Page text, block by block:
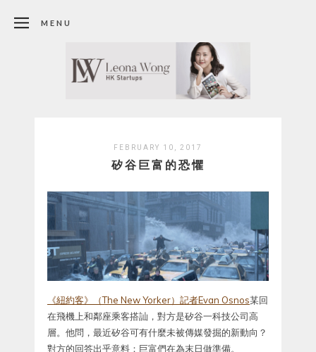
MENU
FEBRUARY 10, 2017
矽谷巨富的恐懼
《紐約客》（The New Yorker）記者Evan Osnos某回
在飛機上和鄰座乘客搭訕，對方是矽谷一科技公司高
層。他問，最近矽谷可有什麼未被傳媒發掘的新動向？
對方的回答出乎意料：巨富們在為末日做準備。